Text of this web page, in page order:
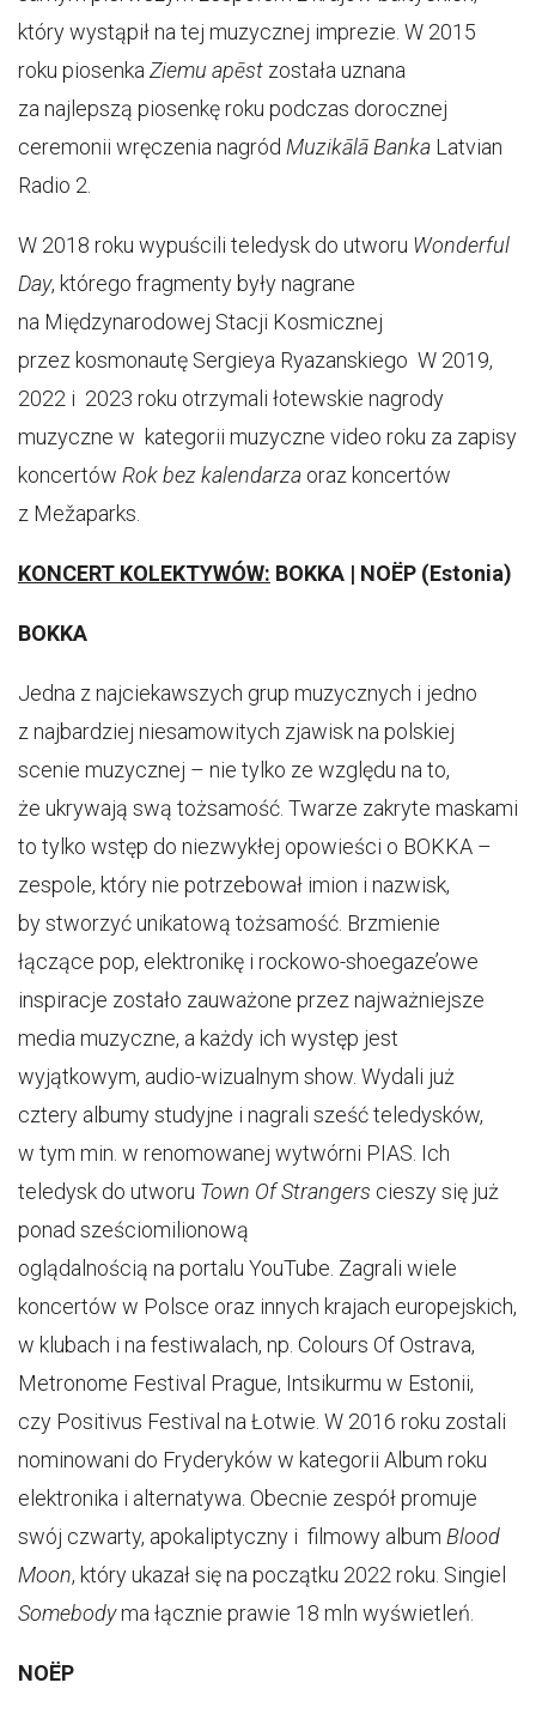
który wystąpił na tej muzycznej imprezie. W 2015
roku piosenka Ziemu apēst została uznana
za najlepszą piosenkę roku podczas dorocznej
ceremonii wręczenia nagród Muzikālā Banka Latvian
Radio 2.
W 2018 roku wypuścili teledysk do utworu Wonderful
Day, którego fragmenty były nagrane
na Międzynarodowej Stacji Kosmicznej
przez kosmonautę Sergieya Ryazanskiego W 2019,
2022 i 2023 roku otrzymali łotewskie nagrody
muzyczne w kategorii muzyczne video roku za zapisy
koncertów Rok bez kalendarza oraz koncertów
z Mežaparks.
KONCERT KOLEKTYWÓW: BOKKA | NOËP (Estonia)
BOKKA
Jedna z najciekawszych grup muzycznych i jedno
z najbardziej niesamowitych zjawisk na polskiej
scenie muzycznej – nie tylko ze względu na to,
że ukrywają swą tożsamość. Twarze zakryte maskami
to tylko wstęp do niezwykłej opowieści o BOKKA –
zespole, który nie potrzebował imion i nazwisk,
by stworzyć unikatową tożsamość. Brzmienie
łączące pop, elektronikę i rockowo-shoegaze’owe
inspiracje zostało zauważone przez najważniejsze
media muzyczne, a każdy ich występ jest
wyjątkowym, audio-wizualnym show. Wydali już
cztery albumy studyjne i nagrali sześć teledysków,
w tym min. w renomowanej wytwórni PIAS. Ich
teledysk do utworu Town Of Strangers cieszy się już
ponad sześciomilionową
oglądalnością na portalu YouTube. Zagrali wiele
koncertów w Polsce oraz innych krajach europejskich,
w klubach i na festiwalach, np. Colours Of Ostrava,
Metronome Festival Prague, Intsikurmu w Estonii,
czy Positivus Festival na Łotwie. W 2016 roku zostali
nominowani do Fryderyków w kategorii Album roku
elektronika i alternatywa. Obecnie zespół promuje
swój czwarty, apokaliptyczny i filmowy album Blood
Moon, który ukazał się na początku 2022 roku. Singiel
Somebodyma łącznie prawie 18 mln wyświetleń.
NOËP